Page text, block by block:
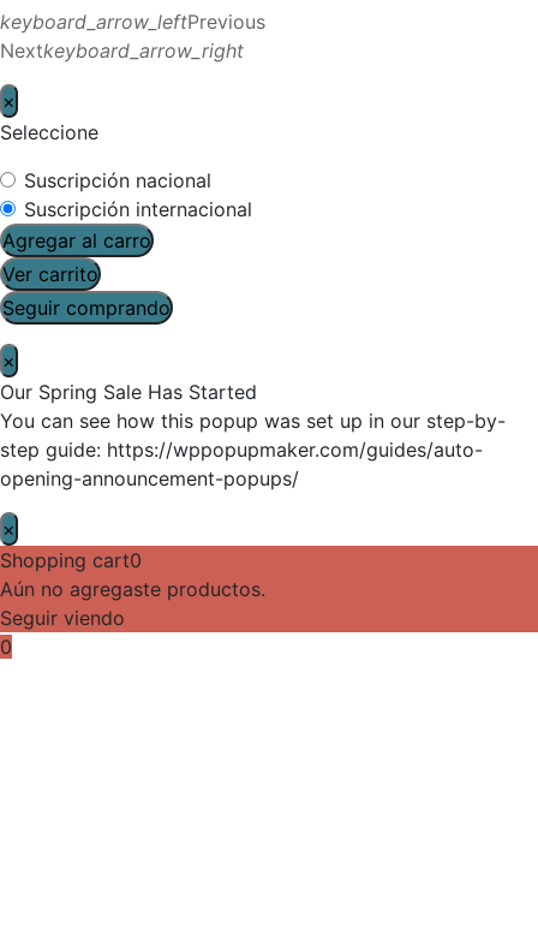
keyboard_arrow_leftPrevious
Nextkeyboard_arrow_right
×
Seleccione
Suscripción nacional
Suscripción internacional
Agregar al carro
Ver carrito
Seguir comprando
×
Our Spring Sale Has Started
You can see how this popup was set up in our step-by-
step guide: https://wppopupmaker.com/guides/auto-
opening-announcement-popups/
×
Shopping cart0
Aún no agregaste productos.
Seguir viendo
0